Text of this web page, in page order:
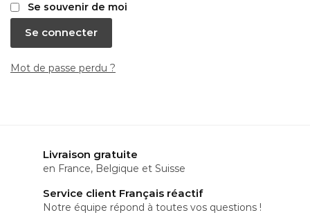
Se souvenir de moi
Se connecter
Mot de passe perdu ?
Livraison gratuite
en France, Belgique et Suisse
Service client Français réactif
Notre équipe répond à toutes vos questions !